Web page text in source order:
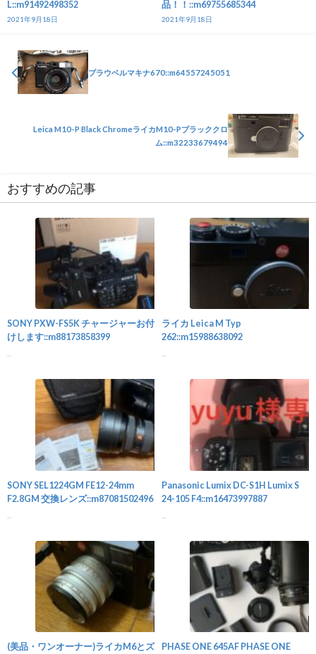
L::m91492498352
2021年9月18日
品！！::m69755685344
2021年9月18日
プラウベルマキナ670::m64557245051
Leica M10-P Black ChromeライカM10-Pブラッククロ
ム::m32233679494
おすすめの記事
SONY PXW-FS5K チャージャーお付
けします::m88173858399
ライカ Leica M Typ
262::m15988638092
SONY SEL1224GM FE12-24mm
F2.8GM 交換レンズ::m87081502496
Panasonic Lumix DC-S1H Lumix S
24-105 F4::m16473997887
(美品・ワンオーナー)ライカM6とズ
PHASE ONE 645AF PHASE ONE